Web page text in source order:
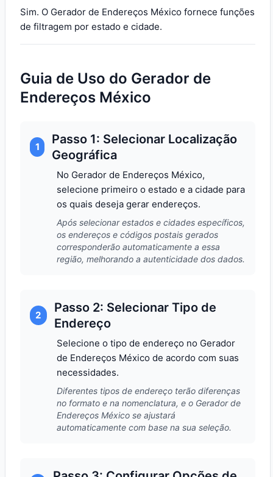
Sim. O Gerador de Endereços México fornece funções
de filtragem por estado e cidade.
Guia de Uso do Gerador de
Endereços México
1
Passo 1: Selecionar Localização
Geográfica
No Gerador de Endereços México,
selecione primeiro o estado e a cidade para
os quais deseja gerar endereços.
Após selecionar estados e cidades específicos,
os endereços e códigos postais gerados
corresponderão automaticamente a essa
região, melhorando a autenticidade dos dados.
2
Passo 2: Selecionar Tipo de
Endereço
Selecione o tipo de endereço no Gerador
de Endereços México de acordo com suas
necessidades.
Diferentes tipos de endereço terão diferenças
no formato e na nomenclatura, e o Gerador de
Endereços México se ajustará
automaticamente com base na sua seleção.